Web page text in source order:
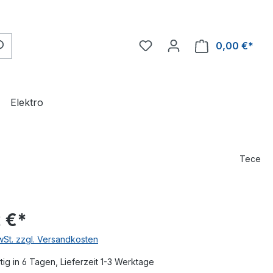
0,00 €*
Elektro
Tece
€*
zzgl. Versandkosten
in 6 Tagen, Lieferzeit 1-3 Werktage